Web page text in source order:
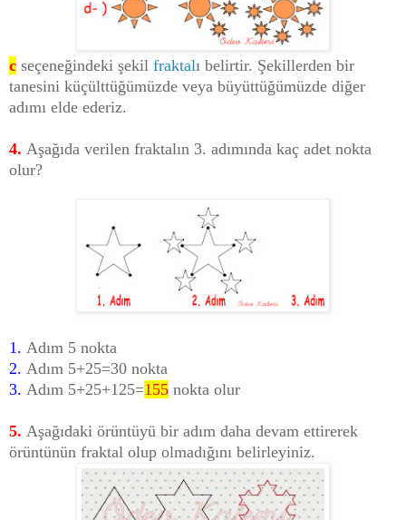
c seçeneğindeki şekil fraktalı belirtir. Şekillerden bir
tanesini küçülttüğümüzde veya büyüttüğümüzde diğer
adımı elde ederiz.
4. Aşağıda verilen fraktalın 3. adımında kaç adet nokta
olur?
1. Adım 5 nokta
2. Adım 5+25=30 nokta
3. Adım 5+25+125=155 nokta olur
5. Aşağıdaki örüntüyü bir adım daha devam ettirerek
örüntünün fraktal olup olmadığını belirleyiniz.